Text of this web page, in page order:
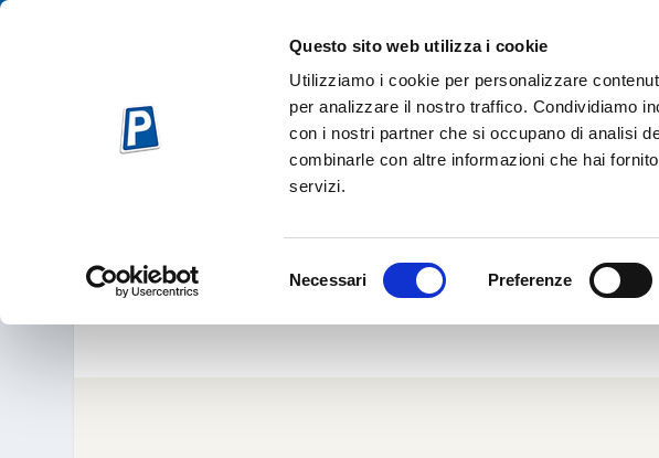
Questo sito web utilizza i cookie
Utilizziamo i cookie per personalizzare
per analizzare il nostro traffico. Condividiamo
con i nostri partner che si occupano di analisi
combinarle con altre informazioni che hai
servizi.
Necessari Preferenze
PRIMA FILA È
Ott 11, 2019 Dal Mondo|